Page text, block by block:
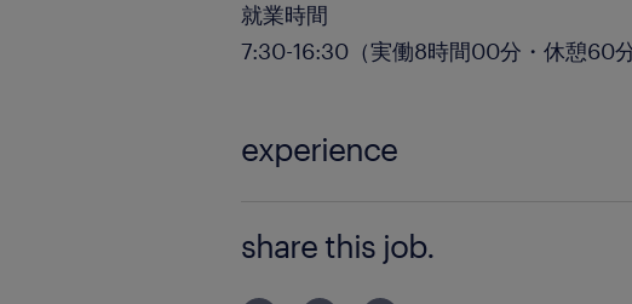
就業時間
7:30-16:30（実働8時間00分・休憩60
experience
share this job.